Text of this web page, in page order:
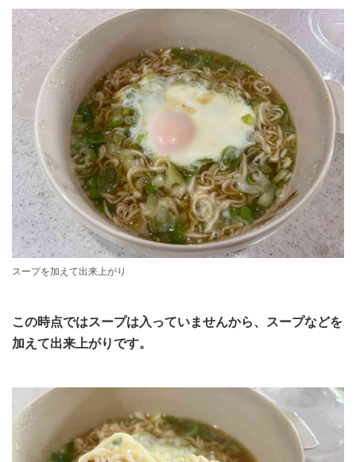
スープを加えて出来上がり
この時点ではスープは入っていませんから、スープなどを
加えて出来上がりです。